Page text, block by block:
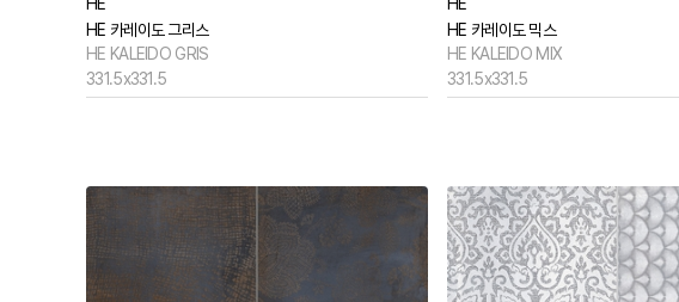
HE 카레이도 그리스
HE KALEIDO GRIS
331.5x331.5
HE 카레이도 믹스
HE KALEIDO MIX
331.5x331.5